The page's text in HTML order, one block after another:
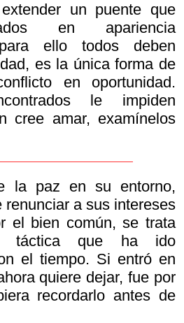
un puente que
en apariencia
ello todos deben
es la única forma de
en oportunidad.
le impiden
cree amar, examínelos
la paz en su entorno,
renunciar a sus intereses
el bien común, se trata
táctica que ha ido
el tiempo. Si entró en
quiere dejar, fue por
recordarlo antes de